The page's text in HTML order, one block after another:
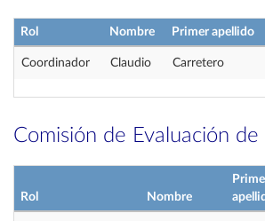
Rol Nombre Primer apellido
Coordinador Claudio Carretero
Comisión de Evaluación de
Rol Nombre